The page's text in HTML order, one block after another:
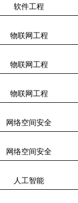
软件工程
物联网工程
物联网工程
物联网工程
网络空间安全
网络空间安全
人工智能